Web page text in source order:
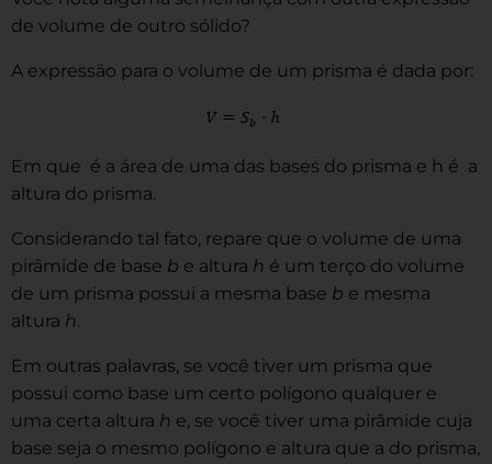
de volume de outro sólido?
A expressão para o volume de um prisma é dada por:
Em que é a área de uma das bases do prisma e h é a
altura do prisma.
Considerando tal fato, repare que o volume de uma
pirâmide de base b e altura h é um terço do volume
de um prisma possui a mesma base b e mesma
altura h.
Em outras palavras, se você tiver um prisma que
possui como base um certo polígono qualquer e
uma certa altura h e, se você tiver uma pirâmide cuja
base seja o mesmo polígono e altura que a do prisma,